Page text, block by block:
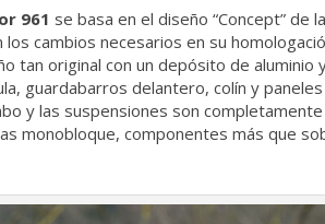
961 se basa en el diseño “Concept” de
cambios necesarios en su
tan original con un depósito de
guardabarros delantero, colín y
y las suspensiones son
monobloque, componentes más que